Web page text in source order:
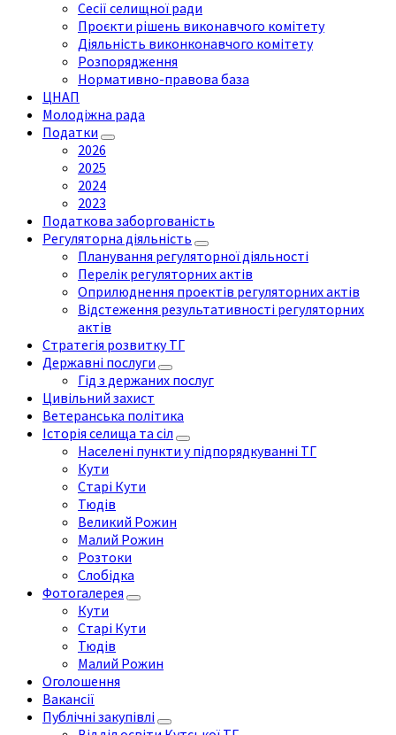
Сесії селищної ради
Проєкти рішень виконавчого комітету
Діяльність виконконавчого комітету
Розпорядження
Нормативно-правова база
ЦНАП
Молодіжна рада
Податки
2026
2025
2024
2023
Податкова заборгованість
Регуляторна діяльність
Планування регуляторної діяльності
Перелік регуляторних актів
Оприлюднення проектів регуляторних актів
Відстеження результативності регуляторних
актів
Стратегія розвитку ТГ
Державні послуги
Гід з держаних послуг
Цивільний захист
Ветеранська політика
Історія селища та сіл
Населені пункти у підпорядкуванні ТГ
Кути
Старі Кути
Тюдів
Великий Рожин
Малий Рожин
Розтоки
Слобідка
Фотогалерея
Кути
Старі Кути
Тюдів
Малий Рожин
Оголошення
Вакансії
Публічні закупівлі